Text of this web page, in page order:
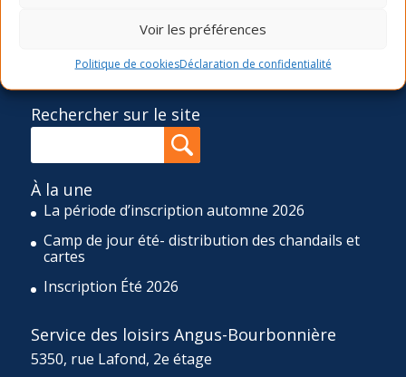
Voir les préférences
Politique de cookiesDéclaration de confidentialité
SLAB propose quatre sessions d’activités de loisir (hiver,
printemps, été et automne), une programmation d’ateliers
ponctuels ainsi qu’un camp de jour de huit semaines
Rechercher sur le site
À la une
La période d’inscription automne 2026
Camp de jour été- distribution des chandails et
cartes
Inscription Été 2026
Service des loisirs Angus-Bourbonnière
5350, rue Lafond, 2e étage